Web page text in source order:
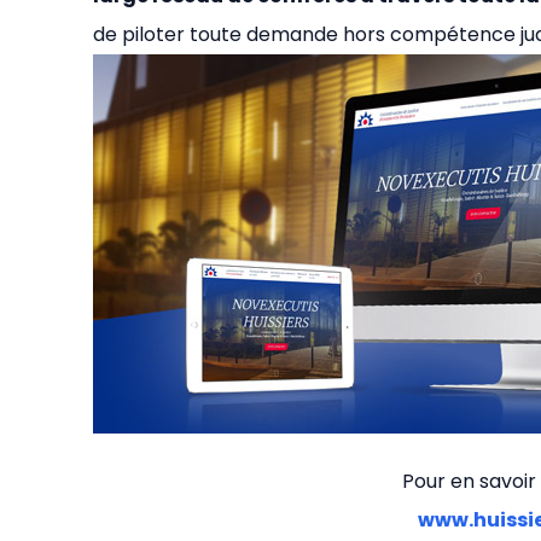
de piloter toute demande hors compétence
Pour en